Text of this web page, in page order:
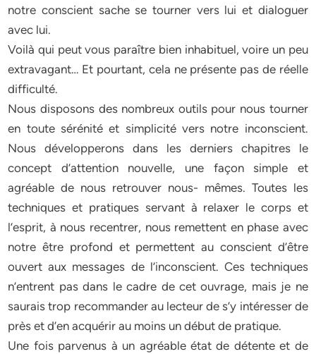
notre conscient sache se tourner vers lui et dialoguer
avec lui.
Voilà qui peut vous paraître bien inhabituel, voire un peu
extravagant… Et pourtant, cela ne présente pas de réelle
difficulté.
Nous disposons des nombreux outils pour nous tourner
en toute sérénité et simplicité vers notre inconscient.
Nous développerons dans les derniers chapitres le
concept d’attention nouvelle, une façon simple et
agréable de nous retrouver nous- mêmes. Toutes les
techniques et pratiques servant à relaxer le corps et
l’esprit, à nous recentrer, nous remettent en phase avec
notre être profond et permettent au conscient d’être
ouvert aux messages de l’inconscient. Ces techniques
n’entrent pas dans le cadre de cet ouvrage, mais je ne
saurais trop recommander au lecteur de s’y intéresser de
près et d’en acquérir au moins un début de pratique.
Une fois parvenus à un agréable état de détente et de